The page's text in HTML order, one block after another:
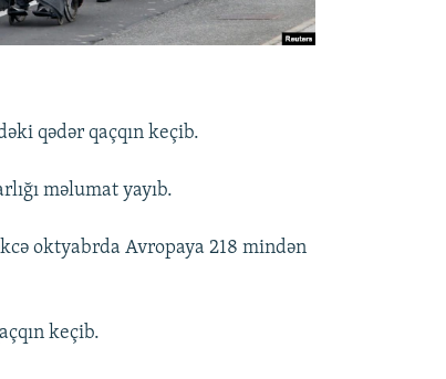
qədər qaçqın keçib.
məlumat yayıb.
oktyabrda Avropaya 218 mindən
keçib.